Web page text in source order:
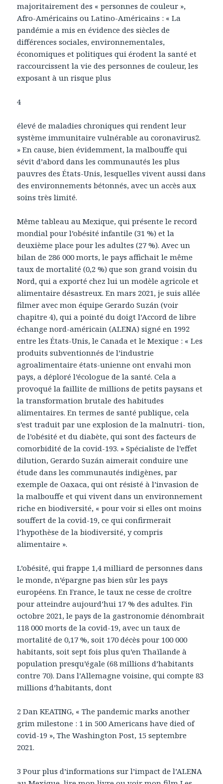
majoritairement des « personnes de couleur »,
Afro-Américains ou Latino-Américains : « La
pandémie a mis en évidence des siècles de
différences sociales, environnementales,
économiques et politiques qui érodent la santé et
raccourcissent la vie des personnes de couleur, les
exposant à un risque plus
4
élevé de maladies chroniques qui rendent leur
système immunitaire vulnérable au coronavirus2.
» En cause, bien évidemment, la malbouffe qui
sévit d’abord dans les communautés les plus
pauvres des États-Unis, lesquelles vivent aussi dans
des environnements bétonnés, avec un accès aux
soins très limité.
Même tableau au Mexique, qui présente le record
mondial pour l’obésité infantile (31 %) et la
deuxième place pour les adultes (27 %). Avec un
bilan de 286 000 morts, le pays affichait le même
taux de mortalité (0,2 %) que son grand voisin du
Nord, qui a exporté chez lui un modèle agricole et
alimentaire désastreux. En mars 2021, je suis allée
filmer avec mon équipe Gerardo Suzán (voir
chapitre 4), qui a pointé du doigt l’Accord de libre
échange nord-américain (ALENA) signé en 1992
entre les États-Unis, le Canada et le Mexique : « Les
produits subventionnés de l’industrie
agroalimentaire états-unienne ont envahi mon
pays, a déploré l’écologue de la santé. Cela a
provoqué la faillite de millions de petits paysans et
la transformation brutale des habitudes
alimentaires. En termes de santé publique, cela
s’est traduit par une explosion de la malnutri- tion,
de l’obésité et du diabète, qui sont des facteurs de
comorbidité de la covid-193. » Spécialiste de l’effet
dilution, Gerardo Suzán aimerait conduire une
étude dans les communautés indigènes, par
exemple de Oaxaca, qui ont résisté à l’invasion de
la malbouffe et qui vivent dans un environnement
riche en biodiversité, « pour voir si elles ont moins
souffert de la covid-19, ce qui confirmerait
l’hypothèse de la biodiversité, y compris
alimentaire ».
L’obésité, qui frappe 1,4 milliard de personnes dans
le monde, n’épargne pas bien sûr les pays
européens. En France, le taux ne cesse de croître
pour atteindre aujourd’hui 17 % des adultes. Fin
octobre 2021, le pays de la gastronomie dénombrait
118 000 morts de la covid-19, avec un taux de
mortalité de 0,17 %, soit 170 décès pour 100 000
habitants, soit sept fois plus qu’en Thaïlande à
population presqu’égale (68 millions d’habitants
contre 70). Dans l’Allemagne voisine, qui compte 83
millions d’habitants, dont
2 Dan KEATING, « The pandemic marks another
grim milestone : 1 in 500 Americans have died of
covid-19 », The Washington Post, 15 septembre
2021.
3 Pour plus d’informations sur l’impact de l’ALENA